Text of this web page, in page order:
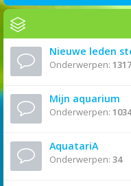
Nieuwe leden
Onderwerpen: 1317
Mijn aquarium
Onderwerpen: 1034
AquatariA
Onderwerpen: 34